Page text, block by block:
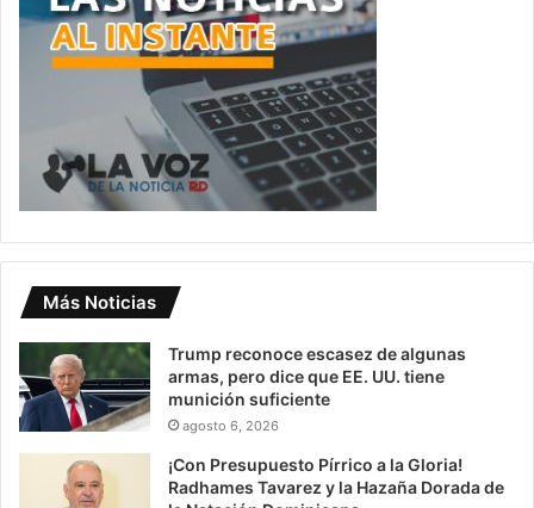
Más Noticias
Trump reconoce escasez de algunas
armas, pero dice que EE. UU. tiene
munición suficiente
agosto 6, 2026
¡Con Presupuesto Pírrico a la Gloria!
Radhames Tavarez y la Hazaña Dorada de